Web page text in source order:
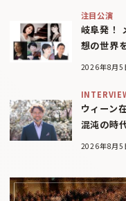
注目公演
岐阜発！
想の世界
2026年8月5
ウィーン
混沌の時
2026年8月5